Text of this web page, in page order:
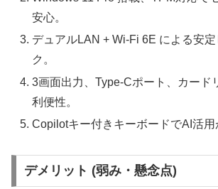
安心。
デュアルLAN + Wi-Fi 6E による安
ク。
3画面出力、Type-Cポート、カード
利便性。
Copilotキー付きキーボードでAI活用
デメリット (弱み・懸念点)